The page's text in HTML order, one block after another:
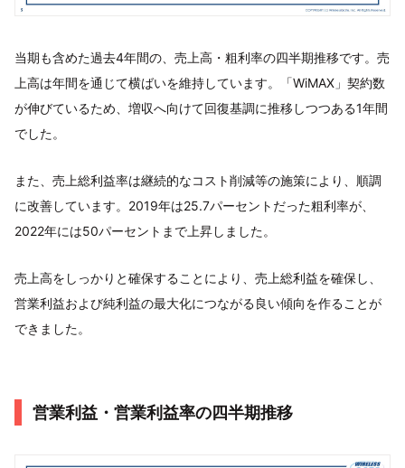
当期も含めた過去4年間の、売上高・粗利率の四半期推移です。売
上高は年間を通じて横ばいを維持しています。「WiMAX」契約数
が伸びているため、増収へ向けて回復基調に推移しつつある1年間
でした。
また、売上総利益率は継続的なコスト削減等の施策により、順調
に改善しています。2019年は25.7パーセントだった粗利率が、
2022年には50パーセントまで上昇しました。
売上高をしっかりと確保することにより、売上総利益を確保し、
営業利益および純利益の最大化につながる良い傾向を作ることが
できました。
営業利益・営業利益率の四半期推移